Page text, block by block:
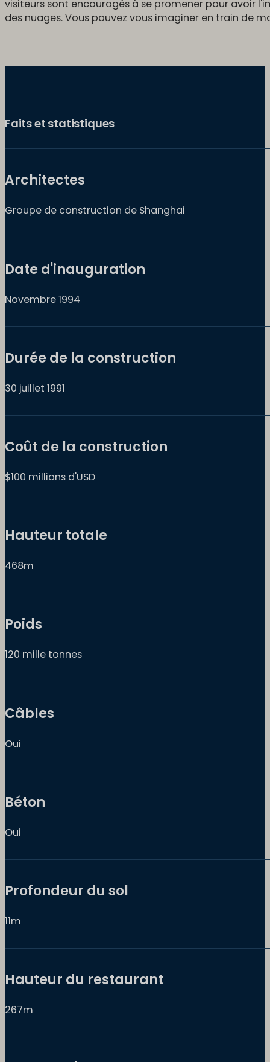
visiteurs sont encouragés à se promener pour avoir
des nuages. Vous pouvez vous imaginer en train de
Faits et statistiques
Architectes
Groupe de construction de Shanghai
Date d'inauguration
Novembre 1994
Durée de la construction
30 juillet 1991
Coût de la construction
$100 millions d'USD
Hauteur totale
468m
Poids
120 mille tonnes
Câbles
Oui
Béton
Oui
Profondeur du sol
11m
Hauteur du restaurant
267m